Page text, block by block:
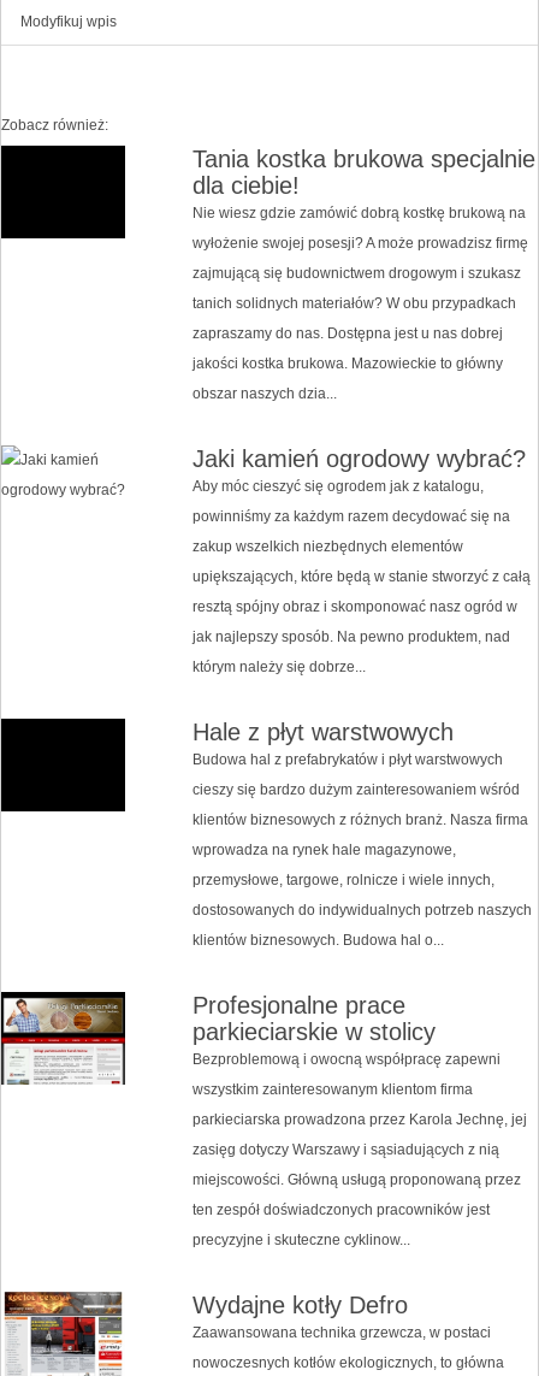
Modyfikuj wpis
Zobacz również:
Tania kostka brukowa specjalnie
dla ciebie!
Nie wiesz gdzie zamówić dobrą kostkę brukową na
wyłożenie swojej posesji? A może prowadzisz firmę
zajmującą się budownictwem drogowym i szukasz
tanich solidnych materiałów? W obu przypadkach
zapraszamy do nas. Dostępna jest u nas dobrej
jakości kostka brukowa. Mazowieckie to główny
obszar naszych dzia...
Jaki kamień ogrodowy wybrać?
Aby móc cieszyć się ogrodem jak z katalogu,
powinniśmy za każdym razem decydować się na
zakup wszelkich niezbędnych elementów
upiększających, które będą w stanie stworzyć z całą
resztą spójny obraz i skomponować nasz ogród w
jak najlepszy sposób. Na pewno produktem, nad
którym należy się dobrze...
Hale z płyt warstwowych
Budowa hal z prefabrykatów i płyt warstwowych
cieszy się bardzo dużym zainteresowaniem wśród
klientów biznesowych z różnych branż. Nasza firma
wprowadza na rynek hale magazynowe,
przemysłowe, targowe, rolnicze i wiele innych,
dostosowanych do indywidualnych potrzeb naszych
klientów biznesowych. Budowa hal o...
Profesjonalne prace
parkieciarskie w stolicy
Bezproblemową i owocną współpracę zapewni
wszystkim zainteresowanym klientom firma
parkieciarska prowadzona przez Karola Jechnę, jej
zasięg dotyczy Warszawy i sąsiadujących z nią
miejscowości. Główną usługą proponowaną przez
ten zespół doświadczonych pracowników jest
precyzyjne i skuteczne cyklinow...
Wydajne kotły Defro
Zaawansowana technika grzewcza, w postaci
nowoczesnych kotłów ekologicznych, to główna